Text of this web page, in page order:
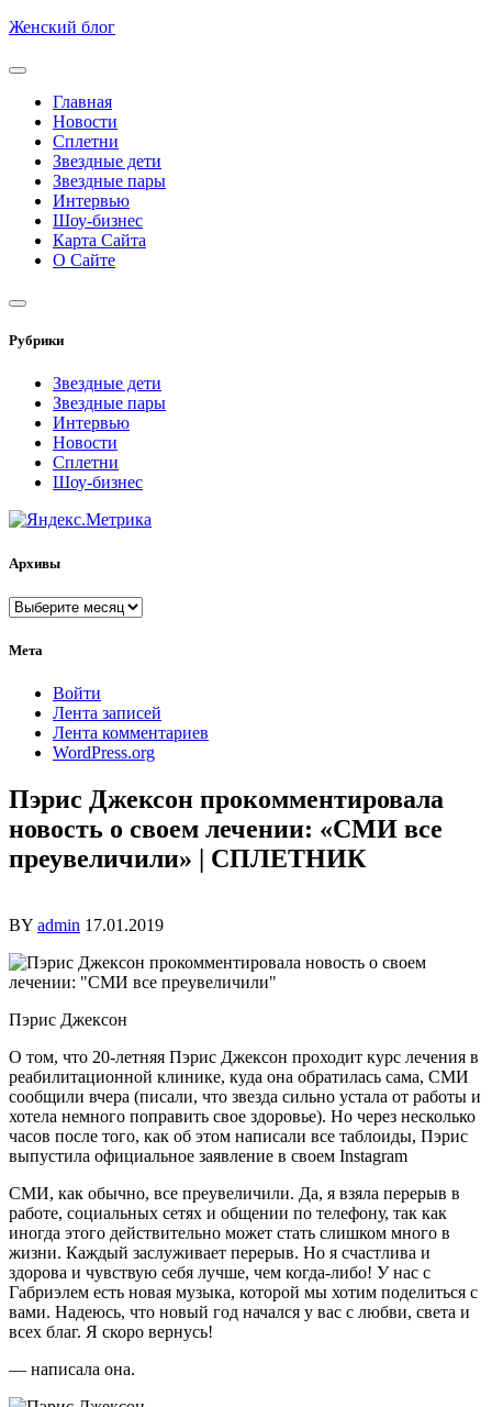
Skip
content
Женский блог
Главная
Новости
Сплетни
Звездные дети
Звездные пары
Интервью
Шоу-бизнес
Карта Сайта
О Сайте
Рубрики
Звездные дети
Звездные пары
Интервью
Новости
Сплетни
Шоу-бизнес
Архивы
Архивы
Мета
Войти
Лента записей
Лента комментариев
WordPress.org
Пэрис Джексон прокомментировала
новость о своем лечении: «СМИ все
преувеличили» | СПЛЕТНИК
BY admin 17.01.2019
Пэрис Джексон
О том, что 20-летняя Пэрис Джексон проходит курс лечения в
реабилитационной клинике, куда она обратилась сама, СМИ
сообщили вчера (писали, что звезда сильно устала от работы и
хотела немного поправить свое здоровье). Но через несколько
часов после того, как об этом написали все таблоиды, Пэрис
выпустила официальное заявление в своем Instagram
СМИ, как обычно, все преувеличили. Да, я взяла перерыв в
работе, социальных сетях и общении по телефону, так как
иногда этого действительно может стать слишком много в
жизни. Каждый заслуживает перерыв. Но я счастлива и
здорова и чувствую себя лучше, чем когда-либо! У нас с
Габриэлем есть новая музыка, которой мы хотим поделиться с
вами. Надеюсь, что новый год начался у вас с любви, света и
всех благ. Я скоро вернусь!
— написала она.